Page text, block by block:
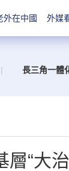
外在中國 外媒
| 長三角一體
“大